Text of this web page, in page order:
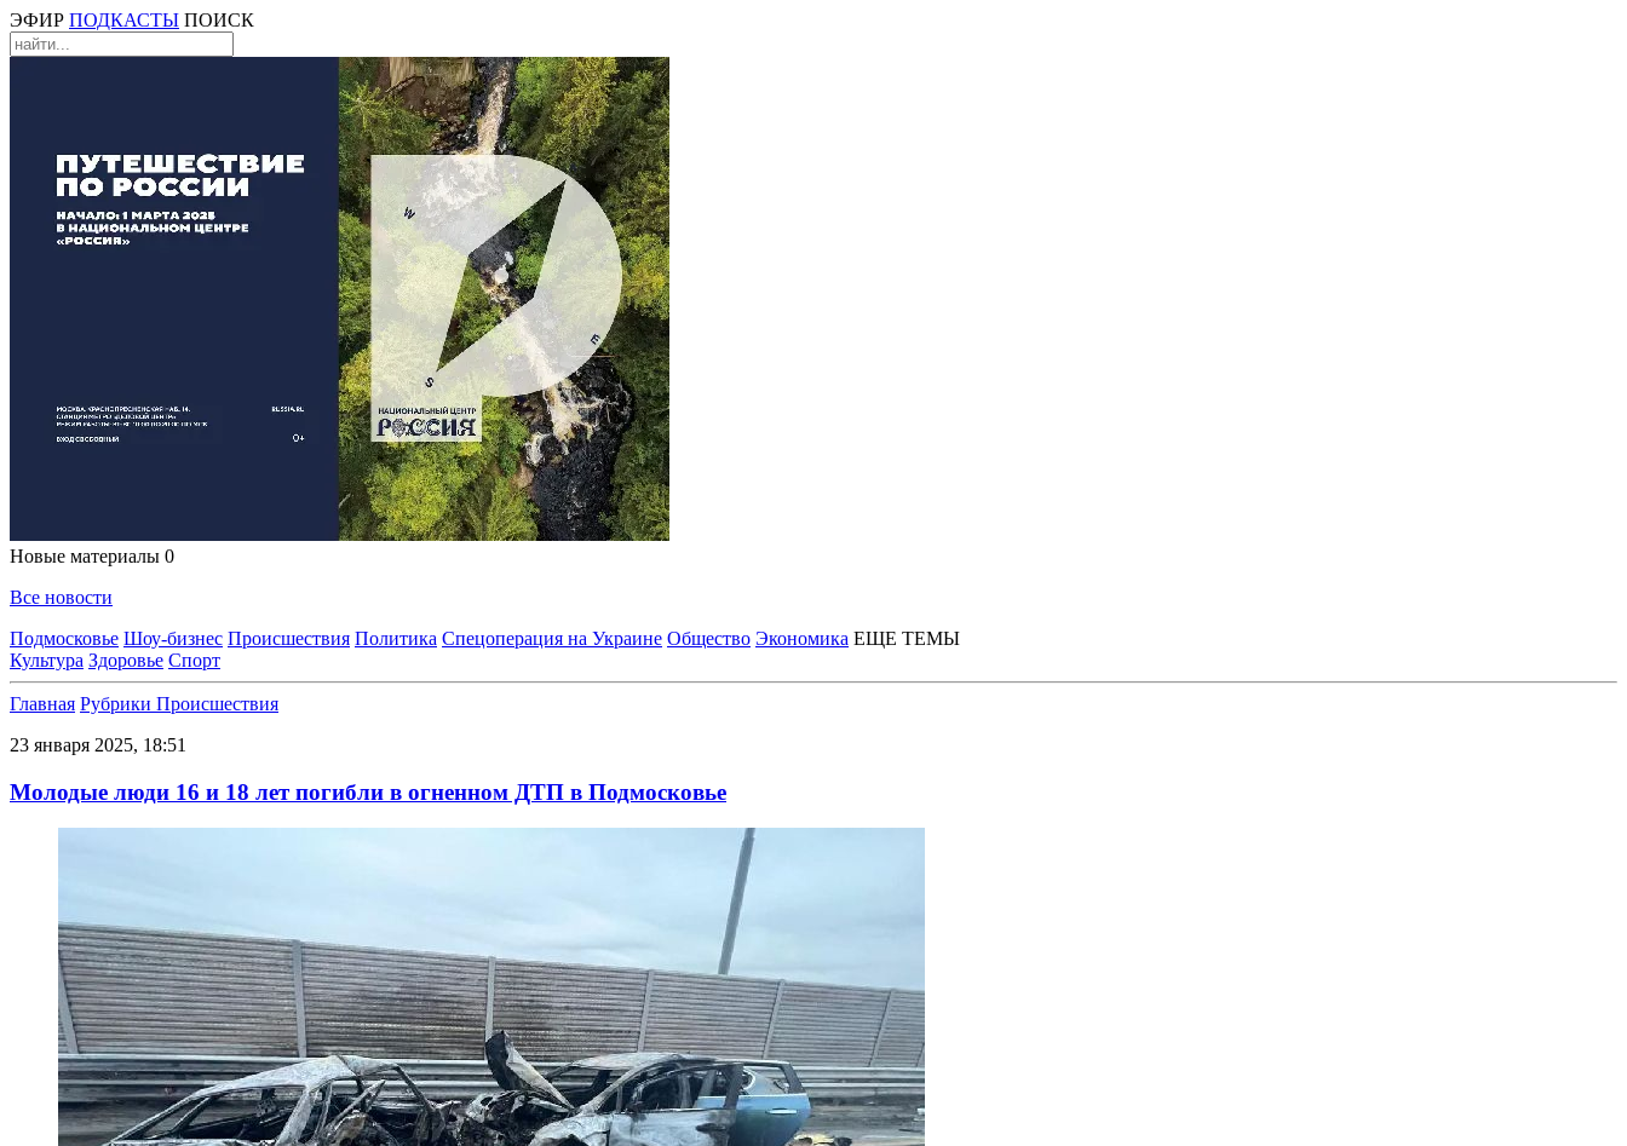
ЭФИР ПОДКАСТЫ ПОИСК
Новые материалы 0
Все новости
Подмосковье Шоу-бизнес Происшествия Политика Спецоперация на Украине Общество Экономика ЕЩЕ ТЕМЫ
Культура Здоровье Спорт
Главная Рубрики Происшествия
23 января 2025, 18:51
Молодые люди 16 и 18 лет погибли в огненном ДТП в Подмосковье